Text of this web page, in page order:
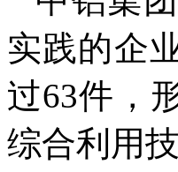
实践的企
过63件，
综合利用